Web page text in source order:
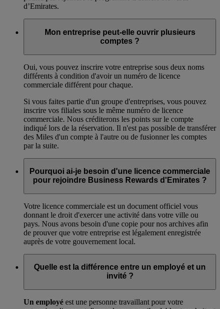
d’Emirates.
Mon entreprise peut-elle ouvrir plusieurs
comptes ?
Oui, vous pouvez inscrire votre entreprise sous deux noms
différents à condition d'avoir un numéro de licence
commerciale différent pour chaque.
Si vous faites partie d'un groupe d'entreprises, vous pouvez
inscrire vos filiales sous le même numéro de licence
commerciale. Nous créditerons les points sur le compte
indiqué lors de la réservation. Il n'est pas possible de transférer
des Miles d'un compte à l'autre ou de fusionner les comptes
par la suite.
Pourquoi ai-je besoin d'une licence commerciale
pour rejoindre Business Rewards d'Emirates ?
Votre licence commerciale est un document officiel vous
donnant le droit d'exercer une activité dans votre ville ou
pays. Nous avons besoin d'une copie pour nos archives afin
de prouver que votre entreprise est légalement enregistrée
auprès de votre gouvernement local.
Quelle est la différence entre un employé et un
invité ?
Un employé est une personne travaillant pour votre